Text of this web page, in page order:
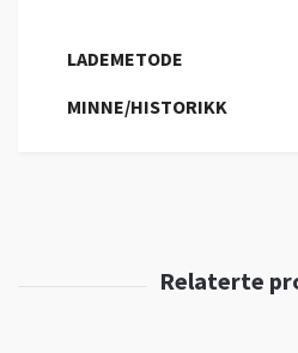
LADEMETODE
MINNE/HISTORIKK